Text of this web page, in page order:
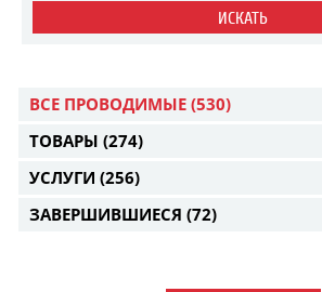
ИСКАТЬ
ВСЕ ПРОВОДИМЫЕ (530)
ТОВАРЫ (274)
УСЛУГИ (256)
ЗАВЕРШИВШИЕСЯ (72)